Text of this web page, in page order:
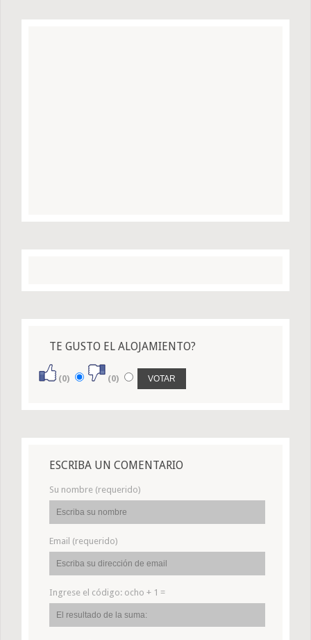
TE GUSTO EL ALOJAMIENTO?
(0) (0)
ESCRIBA UN COMENTARIO
Su nombre (requerido)
Email (requerido)
Ingrese el código: ocho + 1 =